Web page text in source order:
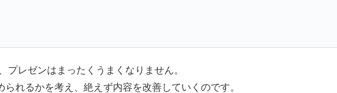
プレゼンはまったくうまくなりません。
れるかを考え、絶えず内容を改善していくのです。